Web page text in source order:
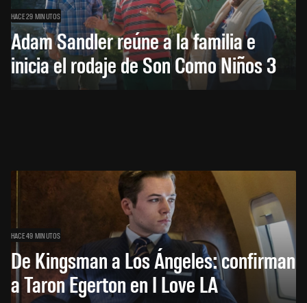
HACE 29 MINUTOS
Adam Sandler reúne a la familia e
inicia el rodaje de Son Como Niños 3
HACE 49 MINUTOS
De Kingsman a Los Ángeles: confirman
a Taron Egerton en I Love LA